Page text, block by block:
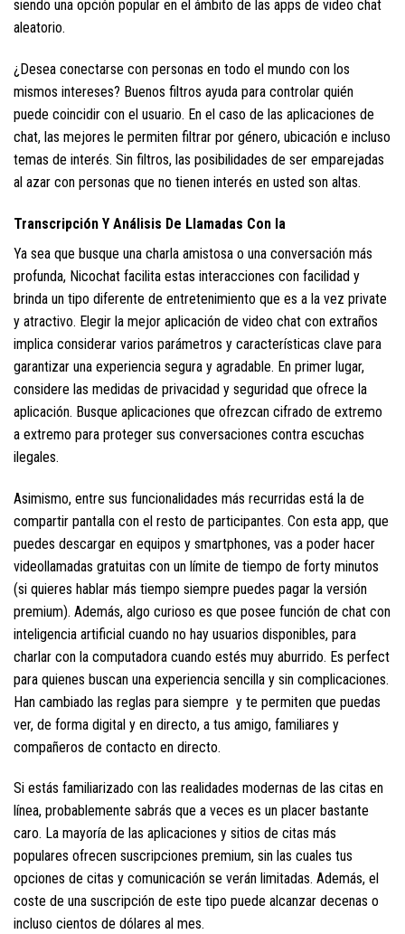
siendo una opción popular en el ámbito de las apps de video chat
aleatorio.
¿Desea conectarse con personas en todo el mundo con los
mismos intereses? Buenos filtros ayuda para controlar quién
puede coincidir con el usuario. En el caso de las aplicaciones de
chat, las mejores le permiten filtrar por género, ubicación e incluso
temas de interés. Sin filtros, las posibilidades de ser emparejadas
al azar con personas que no tienen interés en usted son altas.
Transcripción Y Análisis De Llamadas Con Ia
Ya sea que busque una charla amistosa o una conversación más
profunda, Nicochat facilita estas interacciones con facilidad y
brinda un tipo diferente de entretenimiento que es a la vez private
y atractivo. Elegir la mejor aplicación de video chat con extraños
implica considerar varios parámetros y características clave para
garantizar una experiencia segura y agradable. En primer lugar,
considere las medidas de privacidad y seguridad que ofrece la
aplicación. Busque aplicaciones que ofrezcan cifrado de extremo
a extremo para proteger sus conversaciones contra escuchas
ilegales.
Asimismo, entre sus funcionalidades más recurridas está la de
compartir pantalla con el resto de participantes. Con esta app, que
puedes descargar en equipos y smartphones, vas a poder hacer
videollamadas gratuitas con un límite de tiempo de forty minutos
(si quieres hablar más tiempo siempre puedes pagar la versión
premium). Además, algo curioso es que posee función de chat con
inteligencia artificial cuando no hay usuarios disponibles, para
charlar con la computadora cuando estés muy aburrido. Es perfect
para quienes buscan una experiencia sencilla y sin complicaciones.
Han cambiado las reglas para siempre y te permiten que puedas
ver, de forma digital y en directo, a tus amigo, familiares y
compañeros de contacto en directo.
Si estás familiarizado con las realidades modernas de las citas en
línea, probablemente sabrás que a veces es un placer bastante
caro. La mayoría de las aplicaciones y sitios de citas más
populares ofrecen suscripciones premium, sin las cuales tus
opciones de citas y comunicación se verán limitadas. Además, el
coste de una suscripción de este tipo puede alcanzar decenas o
incluso cientos de dólares al mes.